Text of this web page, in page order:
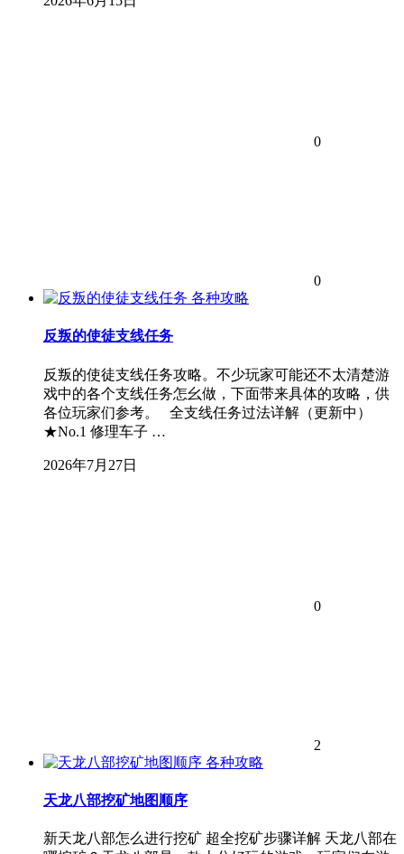
0
0
各种攻略
反叛的使徒支线任务
反叛的使徒支线任务攻略。不少玩家可能还不太清楚游
戏中的各个支线任务怎幺做，下面带来具体的攻略，供
各位玩家们参考。 全支线任务过法详解（更新中）
★No.1 修理车子 …
2026年7月27日
0
2
各种攻略
天龙八部挖矿地图顺序
新天龙八部怎么进行挖矿 超全挖矿步骤详解 天龙八部在